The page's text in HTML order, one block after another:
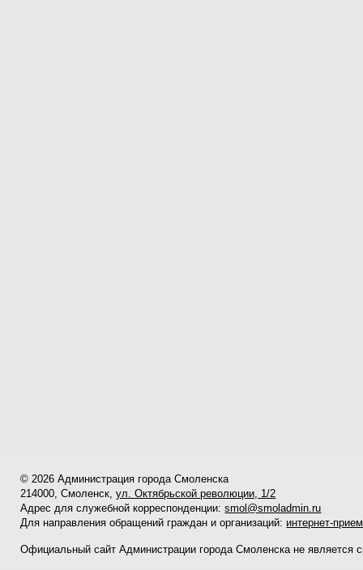
© 2026 Администрация города Смоленска
214000, Смоленск,ул. Октябрьской революции, 1/2
Адрес для служебной корреспонденции:smol@smoladmin.ru
Для направления обращений граждан и организаций: интернет-
Официальный сайт Администрации города Смоленска не является